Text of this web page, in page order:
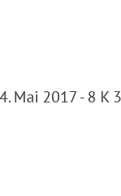
Mai 2017 - 8 K